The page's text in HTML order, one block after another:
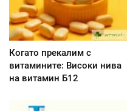
Когато прекалим с
витамините: Високи нива
на витамин Б12